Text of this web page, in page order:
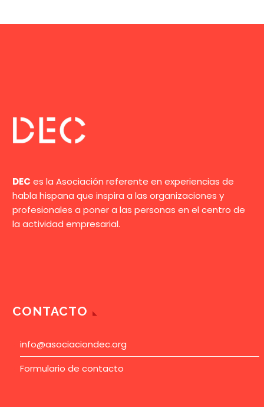
DEC es la Asociación referente en experiencias de
habla hispana que inspira a las organizaciones y
profesionales a poner a las personas en el centro de
la actividad empresarial.
CONTACTO
info@asociaciondec.org
Formulario de contacto